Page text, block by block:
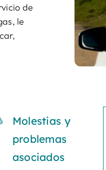
de
le
Molestias y
problemas
asociados